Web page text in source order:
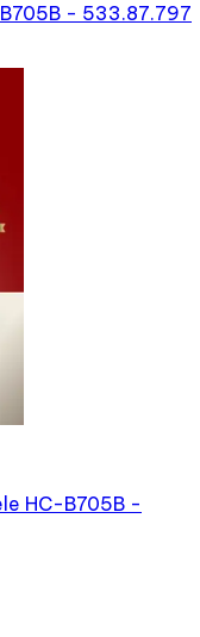
- 533.87.797
HC-B705B -